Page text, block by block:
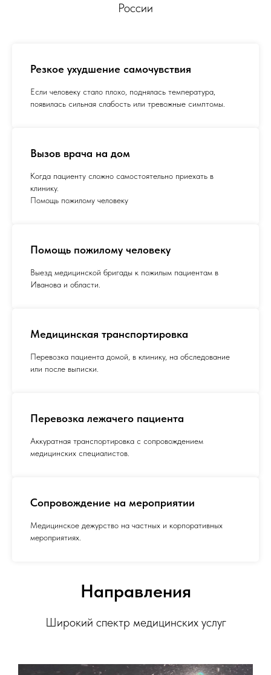
России
Резкое ухудшение самочувствия
Если человеку стало плохо, поднялась температура,
появилась сильная слабость или тревожные симптомы.
Вызов врача на дом
Когда пациенту сложно самостоятельно приехать в
клинику.
Помощь пожилому человеку
Помощь пожилому человеку
Выезд медицинской бригады к пожилым пациентам в
Иванова и области.
Медицинская транспортировка
Перевозка пациента домой, в клинику, на обследование
или после выписки.
Перевозка лежачего пациента
Аккуратная транспортировка с сопровождением
медицинских специалистов.
Сопровождение на мероприятии
Медицинское дежурство на частных и корпоративных
мероприятиях.
Направления
Широкий спектр медицинских услуг